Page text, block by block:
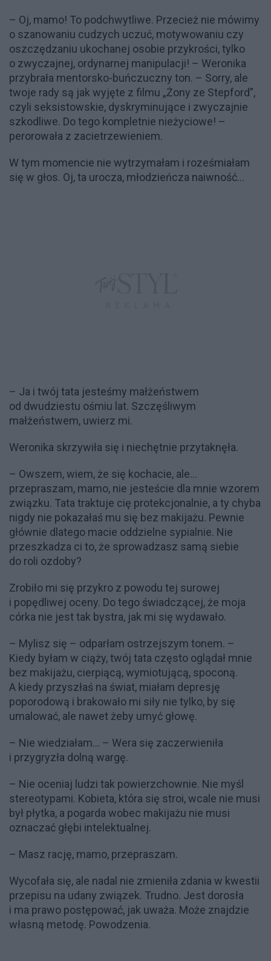
– Oj, mamo! To podchwytliwe. Przecież nie mówimy
o szanowaniu cudzych uczuć, motywowaniu czy
oszczędzaniu ukochanej osobie przykrości, tylko
o zwyczajnej, ordynarnej manipulacji! – Weronika
przybrała mentorsko-buńczuczny ton. – Sorry, ale
twoje rady są jak wyjęte z filmu „Żony ze Stepford”,
czyli seksistowskie, dyskryminujące i zwyczajnie
szkodliwe. Do tego kompletnie nieżyciowe! –
perorowała z zacietrzewieniem.
W tym momencie nie wytrzymałam i roześmiałam
się w głos. Oj, ta urocza, młodzieńcza naiwność…
– Ja i twój tata jesteśmy małżeństwem
od dwudziestu ośmiu lat. Szczęśliwym
małżeństwem, uwierz mi.
Weronika skrzywiła się i niechętnie przytaknęła.
– Owszem, wiem, że się kochacie, ale…
przepraszam, mamo, nie jesteście dla mnie wzorem
związku. Tata traktuje cię protekcjonalnie, a ty chyba
nigdy nie pokazałaś mu się bez makijażu. Pewnie
głównie dlatego macie oddzielne sypialnie. Nie
przeszkadza ci to, że sprowadzasz samą siebie
do roli ozdoby?
Zrobiło mi się przykro z powodu tej surowej
i popędliwej oceny. Do tego świadczącej, że moja
córka nie jest tak bystra, jak mi się wydawało.
– Mylisz się – odparłam ostrzejszym tonem. –
Kiedy byłam w ciąży, twój tata często oglądał mnie
bez makijażu, cierpiącą, wymiotującą, spoconą.
A kiedy przyszłaś na świat, miałam depresję
poporodową i brakowało mi siły nie tylko, by się
umalować, ale nawet żeby umyć głowę.
– Nie wiedziałam… – Wera się zaczerwieniła
i przygryzła dolną wargę.
– Nie oceniaj ludzi tak powierzchownie. Nie myśl
stereotypami. Kobieta, która się stroi, wcale nie musi
był płytka, a pogarda wobec makijażu nie musi
oznaczać głębi intelektualnej.
– Masz rację, mamo, przepraszam.
Wycofała się, ale nadal nie zmieniła zdania w kwestii
przepisu na udany związek. Trudno. Jest dorosła
i ma prawo postępować, jak uważa. Może znajdzie
własną metodę. Powodzenia.